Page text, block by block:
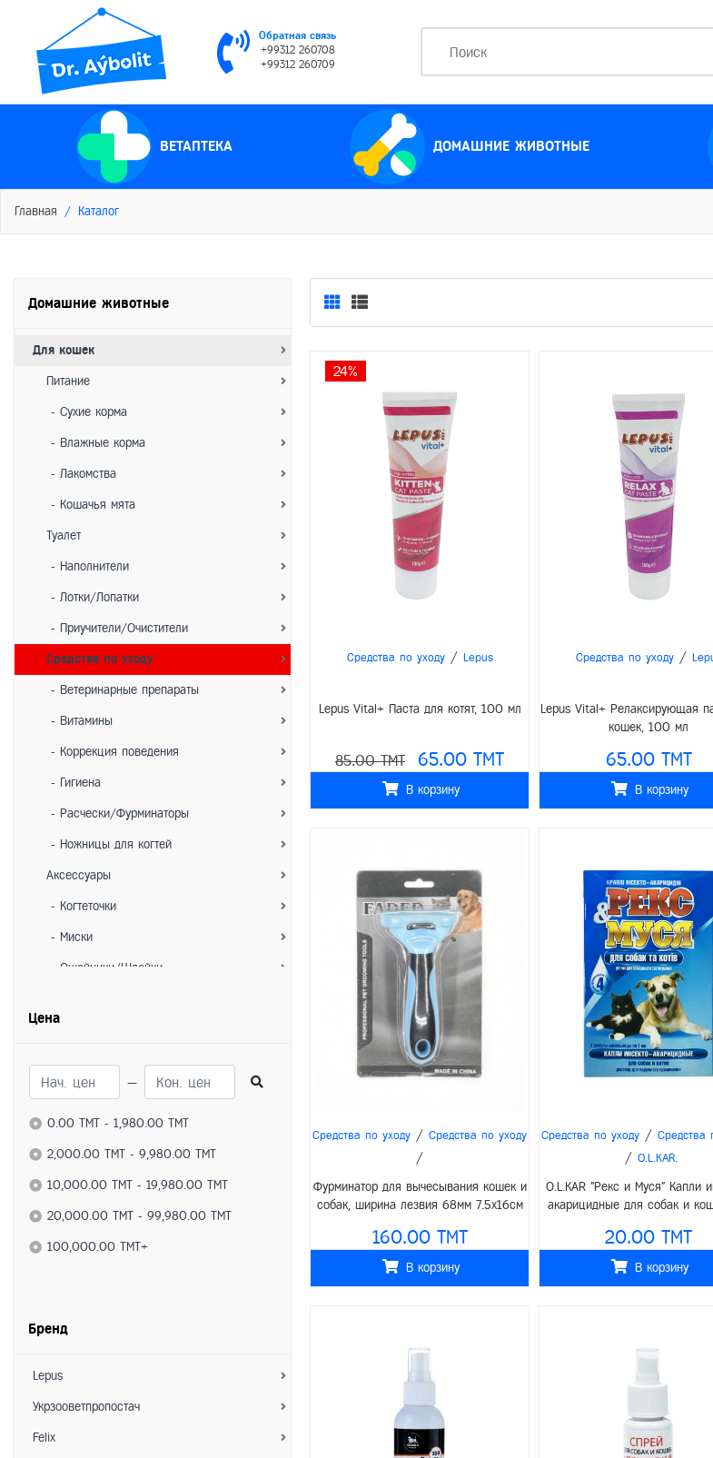
Обратная связь
+99312 260708
+99312 260709
ВЕТАПТЕКА ДОМАШНИЕ ЖИВОТНЫЕ
Главная Каталог
Домашние животные
Для кошек
Питание
- Сухие корма
- Влажные корма
- Лакомства
- Кошачья мята
Туалет
- Наполнители
- Лотки/Лопатки
- Приучители/Очистители
Средства по уходу
- Ветеринарные препараты
- Витамины
- Коррекция поведения
- Гигиена
- Расчески/Фурминаторы
- Ножницы для когтей
Аксессуары
- Когтеточки
- Миски
- Ошейники/Шлейки
Для собак
Питание
- Сухие корма
- Влажные корма
- Лакомства
Средства по уходу
- Коррекция поведения
- Гигиена
- Расчески/Фурминаторы
- Ножницы для когтей
Цена
—
0.00 TMT - 1,980.00 TMT
2,000.00 TMT - 9,980.00 TMT
10,000.00 TMT - 19,980.00 TMT
20,000.00 TMT - 99,980.00 TMT
100,000.00 TMT+
Бренд
Lepus
Укрзооветпропостач
Felix
24%
Средства по уходу/ Lepus
Lepus Vital+ Паста для котят, 100 мл
85.00 TMT 65.00 TMT
В корзину
Средства по уходу/
Lepus Vital+ Релаксирующая
кошек, 100 мл
65.00 TMT
В корзину
Средства по уходу / Средства по уходу
/
Фурминатор для вычесывания кошек и
собак, ширина лезвия 68мм 7.5x16см
160.00 TMT
В корзину
Средства по уходу / Средства
/ O.L.KAR.
O.L.KAR "Рекс и Муся" Капли
акарицидные для собак и
20.00 TMT
В корзину